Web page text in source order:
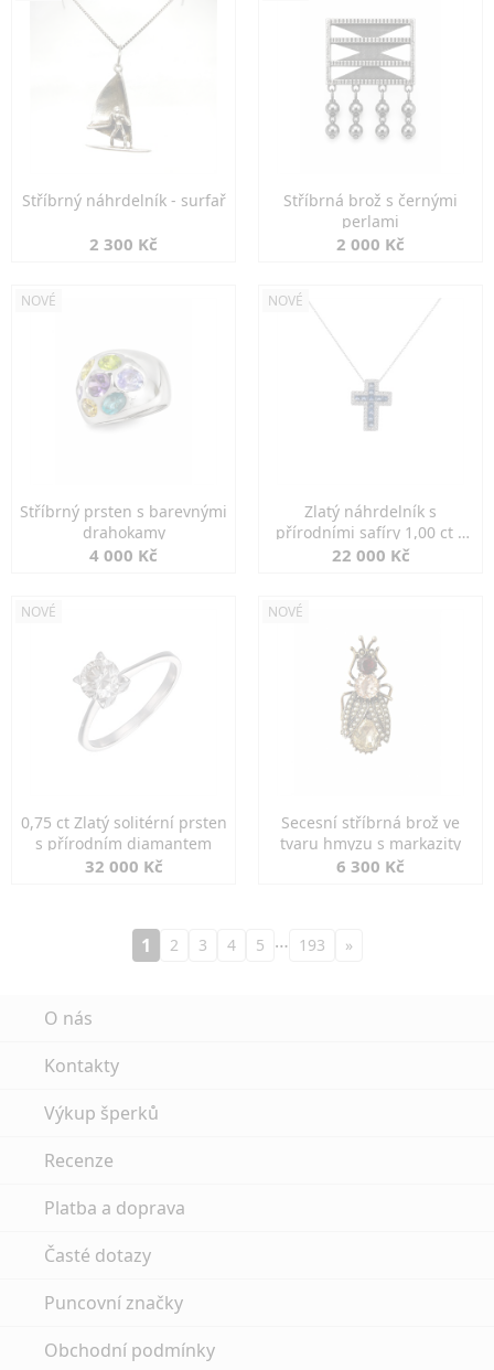
Stříbrný náhrdelník - surfař
2 300 Kč
Stříbrná brož s černými
perlami
2 000 Kč
NOVÉ
Stříbrný prsten s barevnými
drahokamy
4 000 Kč
NOVÉ
Zlatý náhrdelník s
přírodními safíry 1,00 ct a
diamanty
22 000 Kč
NOVÉ
0,75 ct Zlatý solitérní prsten
s přírodním diamantem
32 000 Kč
NOVÉ
Secesní stříbrná brož ve
tvaru hmyzu s markazity
6 300 Kč
1 2 3 4 5 … 193 »
O nás
Kontakty
Výkup šperků
Recenze
Platba a doprava
Časté dotazy
Puncovní značky
Obchodní podmínky